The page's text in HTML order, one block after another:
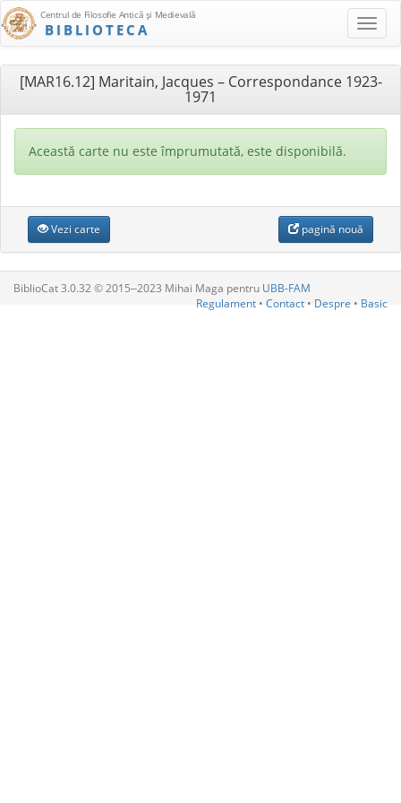
Centrul de Filosofie Antică şi Medievală
BIBLIOTECA
[MAR16.12] Maritain, Jacques – Correspondance 1923-
1971
Această carte nu este împrumutată, este disponibilă.
Vezi carte pagină nouă
BiblioCat 3.0.32 © 2015‒2023 Mihai Maga pentru UBB-FAM
Regulament • Contact • Despre • Basic